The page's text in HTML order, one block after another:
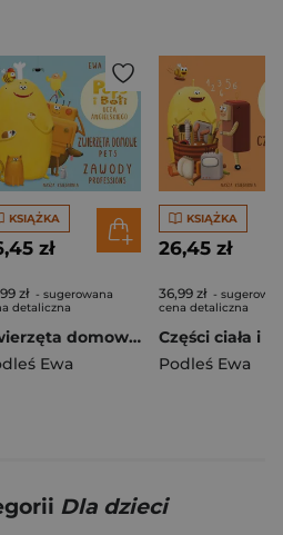
KSIĄŻKA
zł
zł - sugerowana
detaliczna
Zwierzęta domowe i zawody. Pops i Boti uczą angielskiego. 3
Ewa
KSIĄŻKA
26,45 zł
36,99 zł -
cena detaliczna
Podleś Ewa
Dla dzieci